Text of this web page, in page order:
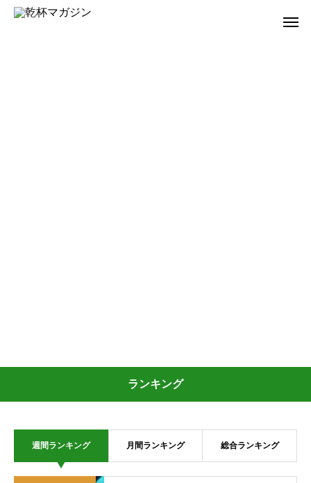
ランキング
週間ランキング 月間ランキング 総合ランキング